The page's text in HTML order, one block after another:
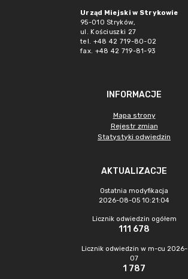
Urząd Miejski w Strykowie
95-010 Stryków,
ul. Kościuszki 27
tel. +48 42 719-80-02
fax. +48 42 719-81-93
INFORMACJE
Mapa strony
Rejestr zmian
Statystyki odwiedzin
AKTUALIZACJE
Ostatnia modyfikacja
2026-08-05 10:21:04
Licznik odwiedzin ogółem
111 678
Licznik odwiedzin w m-cu 2026-
07
1 787